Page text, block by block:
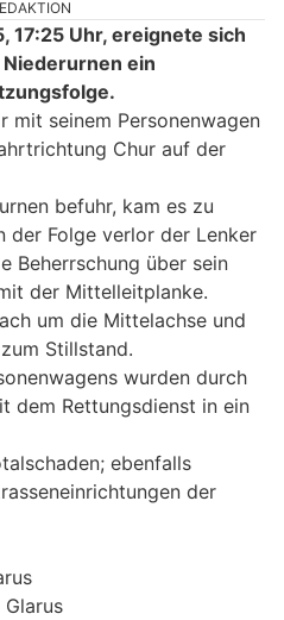
17:25 Uhr, ereignete sich
ein
mit seinem Personenwagen
Chur auf der
befuhr, kam es zu
der Folge verlor der Lenker
Beherrschung über sein
der Mittelleitplanke.
um die Mittelachse und
Stillstand.
wurden durch
dem Rettungsdienst in ein
ebenfalls
der